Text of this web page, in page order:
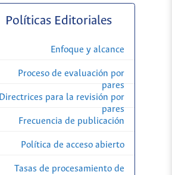
Políticas Editoriales
Enfoque y alcance
Proceso de evaluación por
pares
Directrices para la revisión por
pares
Frecuencia de publicación
Política de acceso abierto
Tasas de procesamiento de